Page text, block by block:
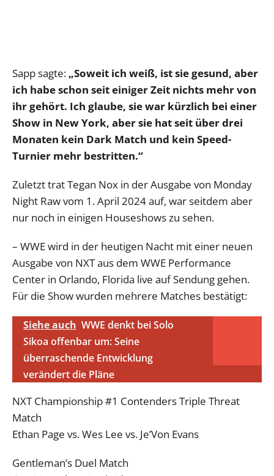
Sapp sagte: „Soweit ich weiß, ist sie gesund, aber
ich habe schon seit einiger Zeit nichts mehr von
ihr gehört. Ich glaube, sie war kürzlich bei einer
Show in New York, aber sie hat seit über drei
Monaten kein Dark Match und kein Speed-
Turnier mehr bestritten.“
Zuletzt trat Tegan Nox in der Ausgabe von Monday
Night Raw vom 1. April 2024 auf, war seitdem aber
nur noch in einigen Houseshows zu sehen.
– WWE wird in der heutigen Nacht mit einer neuen
Ausgabe von NXT aus dem WWE Performance
Center in Orlando, Florida live auf Sendung gehen.
Für die Show wurden mehrere Matches bestätigt:
Siehe auch WWE denkt bei Solo
Sikoa offenbar um: Seine
überraschende Entwicklung
verändert die Pläne
NXT Championship #1 Contenders Triple Threat
Match
Ethan Page vs. Wes Lee vs. Je’Von Evans
Gentleman’s Duel Match